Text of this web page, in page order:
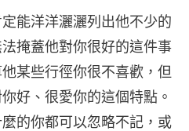
能洋洋灑灑列出他不少的
掩蓋他對你很好的這件事
某些行徑你很不喜歡，但
好、很愛你的這個特點。
的你都可以忽略不記，或